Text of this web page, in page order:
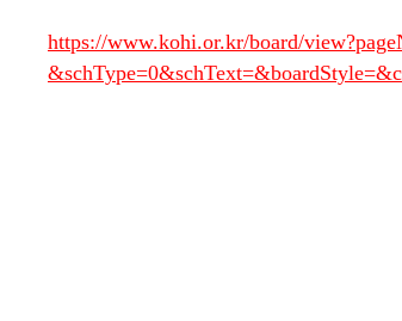
https://www.kohi.or.kr/board/